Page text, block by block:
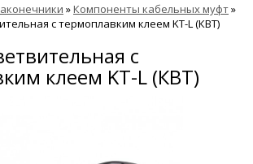
»Компоненты кабельных муфт»
с термоплавким клеем KT-L (КВТ)
с
клеем KT-L (КВТ)